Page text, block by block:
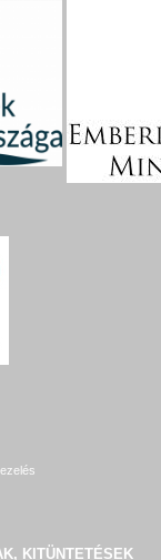
KITÜNTETÉSEK